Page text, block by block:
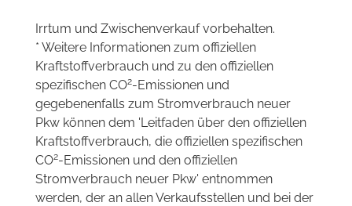
Irrtum und Zwischenverkauf vorbehalten.
* Weitere Informationen zum offiziellen
Kraftstoffverbrauch und zu den offiziellen
spezifischen CO2-Emissionen und
gegebenenfalls zum Stromverbrauch neuer
Pkw können dem 'Leitfaden über den offiziellen
Kraftstoffverbrauch, die offiziellen spezifischen
CO2-Emissionen und den offiziellen
Stromverbrauch neuer Pkw' entnommen
werden, der an allen Verkaufsstellen und bei der